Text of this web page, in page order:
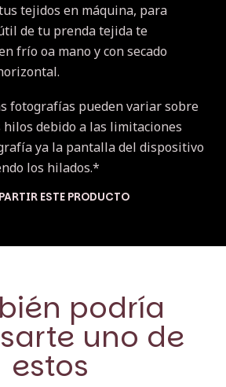
tejidos en máquina, para
de tu prenda tejida te
frío oa mano y con secado
fotografías pueden variar sobre
debido a las limitaciones
ya la pantalla del dispositivo
los hilados.*
ESTE PRODUCTO
podría
uno de
estos